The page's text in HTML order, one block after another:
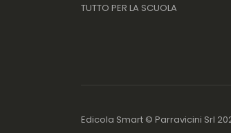
TUTTO PER LA SCUOLA
Edicola Smart © Parravicini Srl